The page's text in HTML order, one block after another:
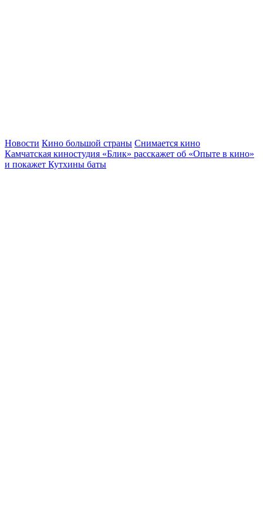
Новости Кино большой страны Снимается кино
Камчатская киностудия «Блик» расскажет об «Опыте в кино»
и покажет Кутхины баты